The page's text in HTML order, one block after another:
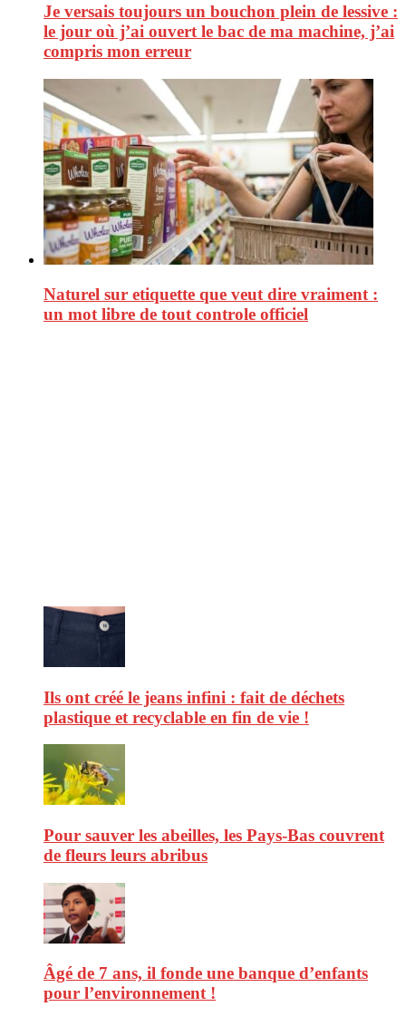
Je versais toujours un bouchon plein de lessive :
le jour où j’ai ouvert le bac de ma machine, j’ai
compris mon erreur
Naturel sur etiquette que veut dire vraiment :
un mot libre de tout controle officiel
Ils ont créé le jeans infini : fait de déchets
plastique et recyclable en fin de vie !
Pour sauver les abeilles, les Pays-Bas couvrent
de fleurs leurs abribus
Âgé de 7 ans, il fonde une banque d’enfants
pour l’environnement !